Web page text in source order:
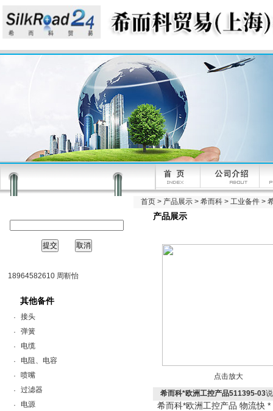
18964582610 周靳怡
其他备件
·
接头
·
弹簧
·
电缆
·
电阻、电容
·
喷嘴
·
过滤器
·
电源
首页 > 产品展示 > 希而科 > 工业备件 >
产品展示
点击放大
希而科*欧洲工控产品511395-03
希而科*欧洲工控产品 物流